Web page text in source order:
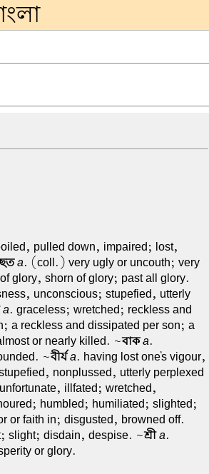
pulled down, impaired; lost,
a. (coll.) very ugly or uncouth; very
glory, shorn of glory; past all glory.
unconscious; stupefied, utterly
a. graceless; wretched; reckless and
a reckless and dissipated per son; a
or nearly killed. ~বাক a.
~বীর্য a. having lost one's vigour,
nonplussed, utterly perplexed
illfated; wretched,
humbled; humiliated; slighted;
or faith in; disgusted, browned off.
slight; disdain, despise. ~শ্রী a.
or glory.